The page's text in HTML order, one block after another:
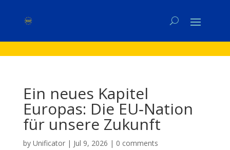
Ein neues Kapitel
Europas: Die EU‑Nation
für unsere Zukunft
by Unificator| Jul 9, 2026 | 0 comments